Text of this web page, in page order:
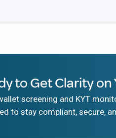
to Get Clarity on
screening and KYT
to stay compliant, secure,